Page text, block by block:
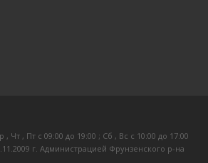
Чт , Пт c 09:00 до 19:00 ; Сб , Вс c 10:00 до 17:00
г. Администрацией Фрунзенского р-на